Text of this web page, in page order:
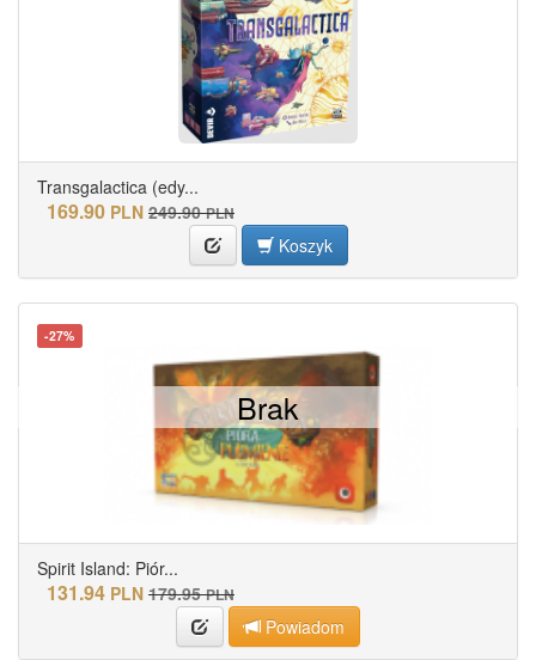
Transgalactica (edy...
169.90 PLN 249.90 PLN
Koszyk
-27%
Spirit Island: Piór...
131.94 PLN 179.95 PLN
Powiadom
Brak